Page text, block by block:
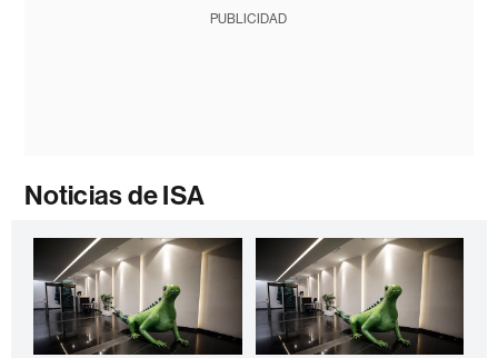
PUBLICIDAD
Noticias de ISA